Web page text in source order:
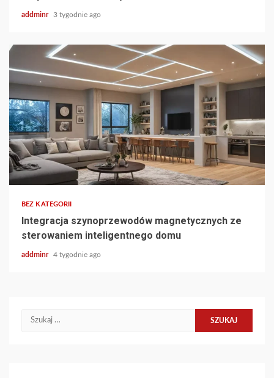
addminr 3 tygodnie ago
BEZ KATEGORII
Integracja szynoprzewodów magnetycznych ze
sterowaniem inteligentnego domu
addminr 4 tygodnie ago
Szukaj: